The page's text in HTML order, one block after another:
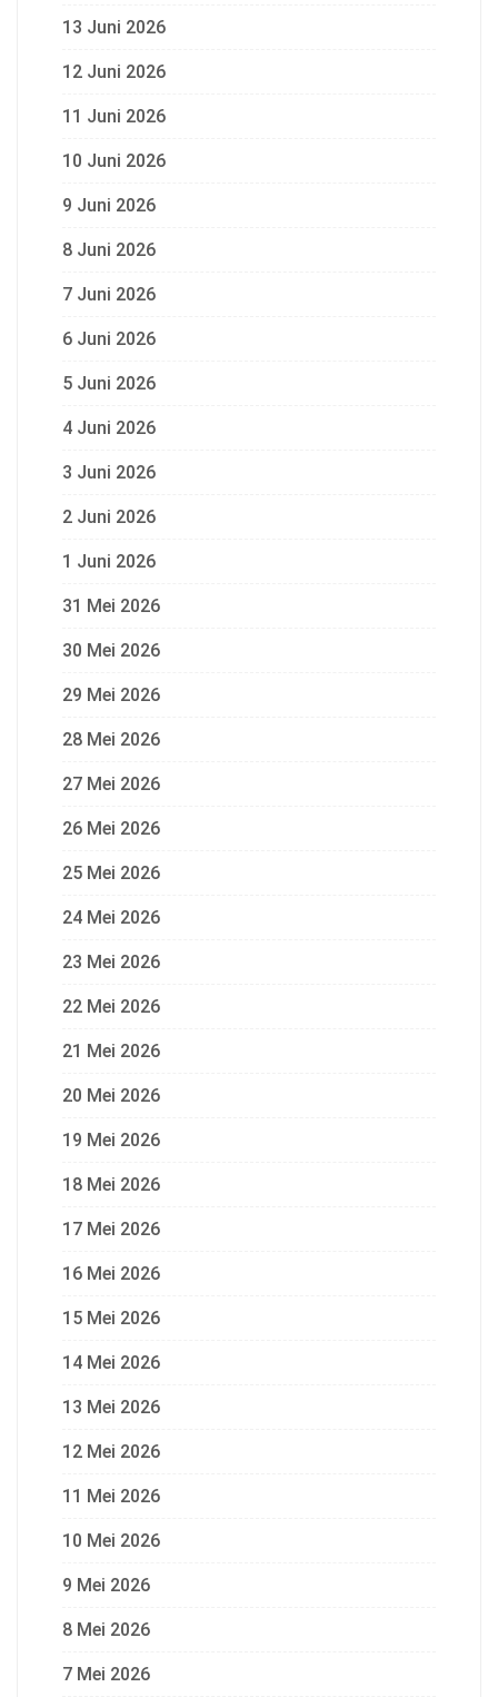
13 Juni 2026
12 Juni 2026
11 Juni 2026
10 Juni 2026
9 Juni 2026
8 Juni 2026
7 Juni 2026
6 Juni 2026
5 Juni 2026
4 Juni 2026
3 Juni 2026
2 Juni 2026
1 Juni 2026
31 Mei 2026
30 Mei 2026
29 Mei 2026
28 Mei 2026
27 Mei 2026
26 Mei 2026
25 Mei 2026
24 Mei 2026
23 Mei 2026
22 Mei 2026
21 Mei 2026
20 Mei 2026
19 Mei 2026
18 Mei 2026
17 Mei 2026
16 Mei 2026
15 Mei 2026
14 Mei 2026
13 Mei 2026
12 Mei 2026
11 Mei 2026
10 Mei 2026
9 Mei 2026
8 Mei 2026
7 Mei 2026